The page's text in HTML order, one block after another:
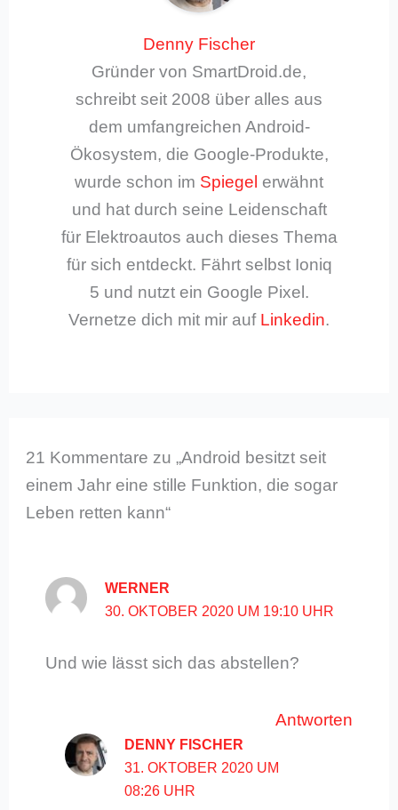
Denny Fischer
Gründer von SmartDroid.de,
schreibt seit 2008 über alles aus
dem umfangreichen Android-
Ökosystem, die Google-Produkte,
wurde schon im Spiegel erwähnt
und hat durch seine Leidenschaft
für Elektroautos auch dieses Thema
für sich entdeckt. Fährt selbst Ioniq
5 und nutzt ein Google Pixel.
Vernetze dich mit mir auf Linkedin.
21 Kommentare zu „Android besitzt seit
einem Jahr eine stille Funktion, die sogar
Leben retten kann“
WERNER
30. OKTOBER 2020 UM 19:10 UHR
Und wie lässt sich das abstellen?
Antworten
DENNY FISCHER
31. OKTOBER 2020 UM
08:26 UHR